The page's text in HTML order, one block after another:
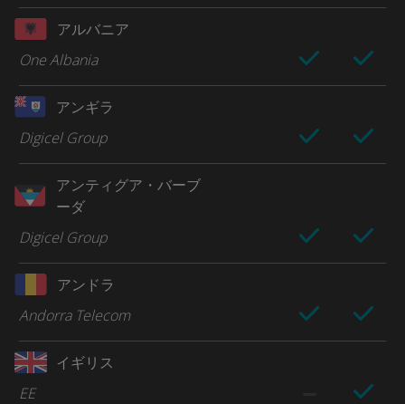
アルバニア
One Albania
アンギラ
Digicel Group
アンティグア・バーブ
ーダ
Digicel Group
アンドラ
Andorra Telecom
イギリス
EE